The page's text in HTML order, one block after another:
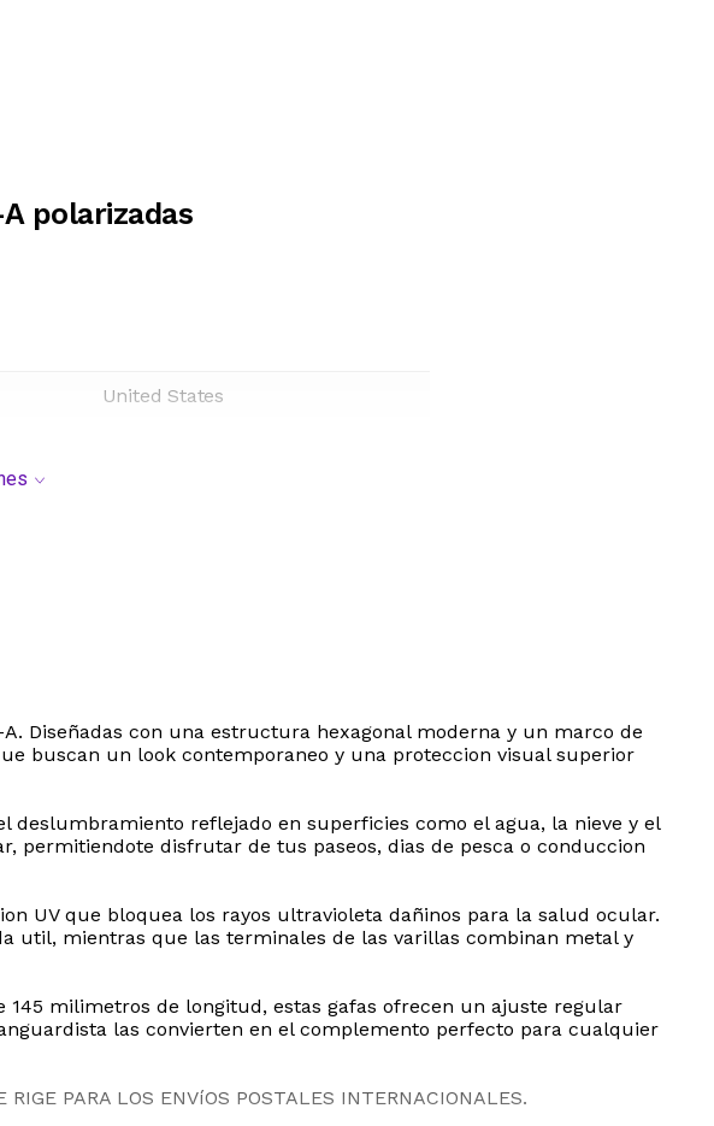
polarizadas
United States
Diseñadas con una estructura hexagonal moderna y un marco de
buscan un look contemporaneo y una proteccion visual superior
reflejado en superficies como el agua, la nieve y el
permitiendote disfrutar de tus paseos, dias de pesca o conduccion
UV que bloquea los rayos ultravioleta dañinos para la salud ocular.
util, mientras que las terminales de las varillas combinan metal y
milimetros de longitud, estas gafas ofrecen un ajuste regular
las convierten en el complemento perfecto para cualquier
PARA LOS ENVíOS POSTALES INTERNACIONALES.